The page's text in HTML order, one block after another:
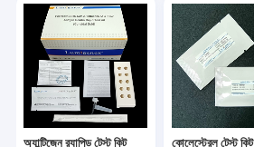
কোলেস্টেরল টেস্ট কিট
ইউরিক এসিড টেস্ট কিট
শুষ্ক রসায়ন বিশ্লেষক
অ্যান্টিজেন র‌্যাপিড টেস্ট কিট কোলেস্টেরল টেস্ট কিট